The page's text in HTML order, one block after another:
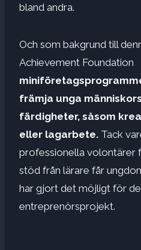
bland andra.
Och som bakgrund till
Achievement Foundation
främja unga
färdigheter, såsom
eller lagarbete. Tack
professionella volontärer
stöd från lärare får
har gjort det möjligt för
entreprenörsprojekt.